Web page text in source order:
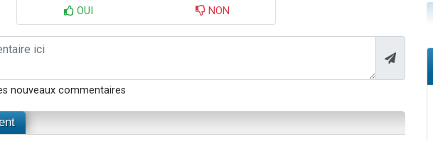
OUI NON
nouveaux commentaires